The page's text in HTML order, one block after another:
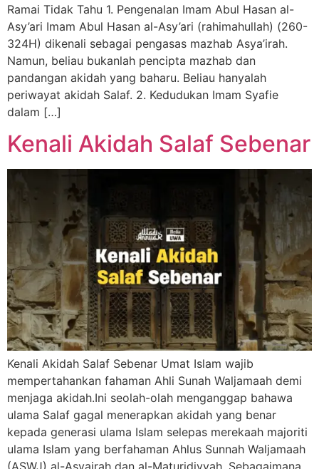
Ramai Tidak Tahu 1. Pengenalan Imam Abul Hasan al-
Asy’ari Imam Abul Hasan al-Asy’ari (rahimahullah) (260-
324H) dikenali sebagai pengasas mazhab Asya’irah.
Namun, beliau bukanlah pencipta mazhab dan
pandangan akidah yang baharu. Beliau hanyalah
periwayat akidah Salaf. 2. Kedudukan Imam Syafie
dalam […]
Kenali Akidah Salaf Sebenar
Kenali Akidah Salaf Sebenar Umat Islam wajib
mempertahankan fahaman Ahli Sunah Waljamaah demi
menjaga akidah.Ini seolah-olah menganggap bahawa
ulama Salaf gagal menerapkan akidah yang benar
kepada generasi ulama Islam selepas merekaah majoriti
ulama Islam yang berfahaman Ahlus Sunnah Waljamaah
(ASWJ) al-Asyairah dan al-Maturidiyyah. Sebagaimana